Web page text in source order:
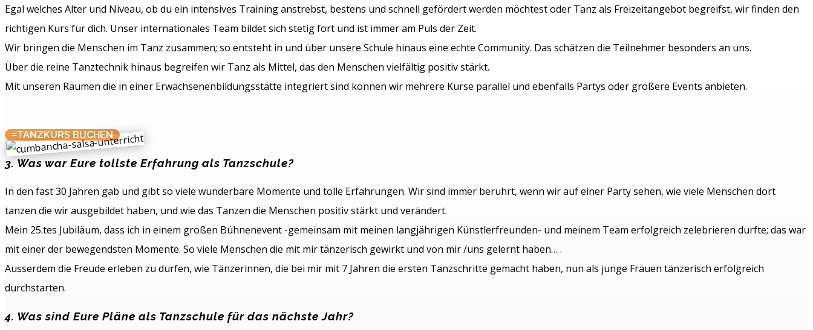
Egal welches Alter und Niveau, ob du ein intensives Training anstrebst, bestens und schnell gefördert werden möchtest oder Tanz als Freizeitangebot begreifst, wir finden den
richtigen Kurs für dich. Unser internationales Team bildet sich stetig fort und ist immer am Puls der Zeit.
Wir bringen die Menschen im Tanz zusammen; so entsteht in und über unsere Schule hinaus eine echte Community. Das schätzen die Teilnehmer besonders an uns.
Über die reine Tanztechnik hinaus begreifen wir Tanz als Mittel, das den Menschen vielfältig positiv stärkt.
Mit unseren Räumen die in einer Erwachsenenbildungsstätte integriert sind können wir mehrere Kurse parallel und ebenfalls Partys oder größere Events anbieten.
TANZKURS BUCHEN
3. Was war Eure tollste Erfahrung als Tanzschule?
In den fast 30 Jahren gab und gibt so viele wunderbare Momente und tolle Erfahrungen. Wir sind immer berührt, wenn wir auf einer Party sehen, wie viele Menschen dort
tanzen die wir ausgebildet haben, und wie das Tanzen die Menschen positiv stärkt und verändert.
Mein 25.tes Jubiläum, dass ich in einem großen Bühnenevent -gemeinsam mit meinen langjährigen Künstlerfreunden- und meinem Team erfolgreich zelebrieren durfte; das war
mit einer der bewegendsten Momente. So viele Menschen die mit mir tänzerisch gewirkt und von mir /uns gelernt haben… .
Ausserdem die Freude erleben zu dürfen, wie Tänzerinnen, die bei mir mit 7 Jahren die ersten Tanzschritte gemacht haben, nun als junge Frauen tänzerisch erfolgreich
durchstarten.
4. Was sind Eure Pläne als Tanzschule für das nächste Jahr?